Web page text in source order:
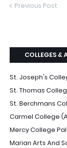
Previous Post
COLLEGES &
St. Joseph's
St. Thomas
St. Berchmans
Carmel College
Mercy College
Marian Arts And